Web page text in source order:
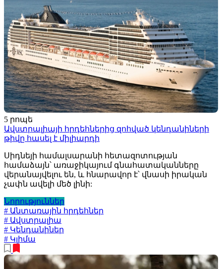
5 րոպե
Ավստրալիայի հրդեհներից զոհված կենդանիների
թիվը հասել է միլիարդի
Սիդնեյի համալսարանի հետազոտության
համաձայն՝ առաջիկայում գնահատականները
վերանայվելու են, և հնարավոր է՝ վնասի իրական
չափն ավելի մեծ լինի:
Նորություններ
# Անտառային հրդեհներ
# Ավստրալիա
# Կենդանիներ
# Կլիմա